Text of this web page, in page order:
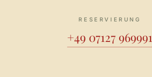
RESERVIERUNG
+49 07127 969991